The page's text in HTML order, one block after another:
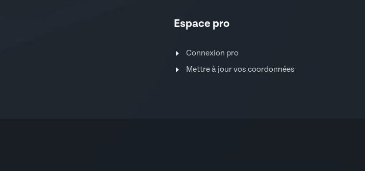
Espace pro
Connexion pro
Mettre à jour vos coordonnées